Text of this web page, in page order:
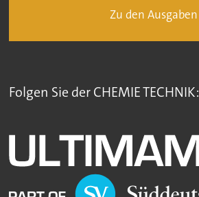
Zu den Ausgaben
Folgen Sie der CHEMIE TECHNIK: